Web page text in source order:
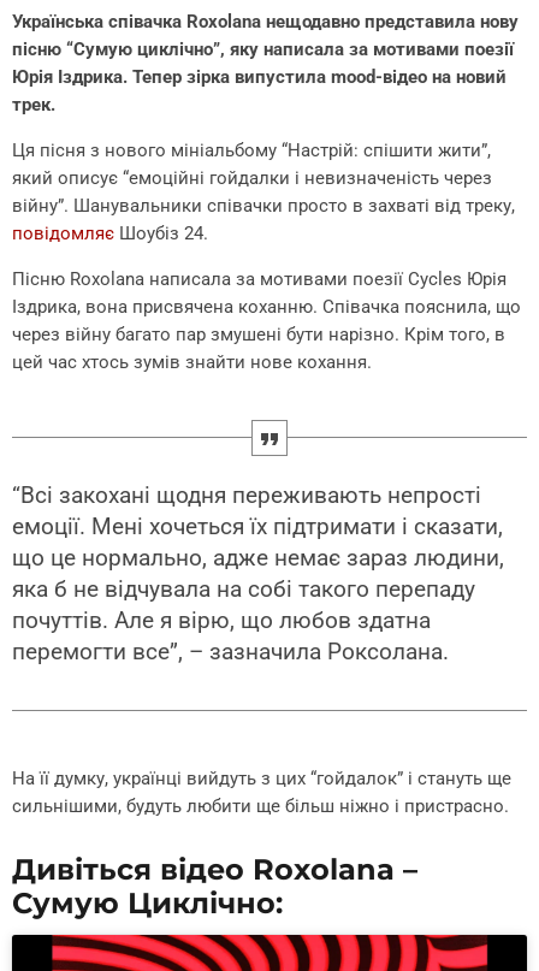
Українська співачка Roxolana нещодавно представила нову
пісню “Сумую циклічно”, яку написала за мотивами поезії
Юрія Іздрика. Тепер зірка випустила mood-відео на новий
трек.
Ця пісня з нового мініальбому “Настрій: спішити жити”,
який описує “емоційні гойдалки і невизначеність через
війну”. Шанувальники співачки просто в захваті від треку,
повідомляє Шоубіз 24.
Пісню Roxolana написала за мотивами поезії Cycles Юрія
Іздрика, вона присвячена коханню. Співачка пояснила, що
через війну багато пар змушені бути нарізно. Крім того, в
цей час хтось зумів знайти нове кохання.
“Всі закохані щодня переживають непрості
емоції. Мені хочеться їх підтримати і сказати,
що це нормально, адже немає зараз людини,
яка б не відчувала на собі такого перепаду
почуттів. Але я вірю, що любов здатна
перемогти все”, – зазначила Роксолана.
На її думку, українці вийдуть з цих “гойдалок” і стануть ще
сильнішими, будуть любити ще більш ніжно і пристрасно.
Дивіться відео Roxolana –
Сумую Циклічно: